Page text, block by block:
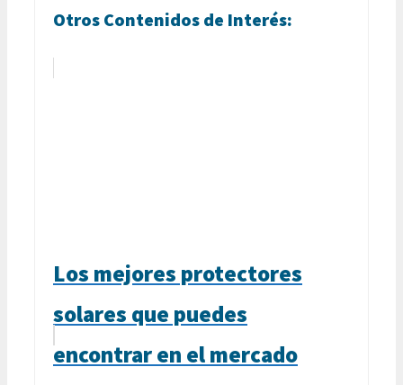
Otros Contenidos de Interés:
Los mejores protectores
solares que puedes
encontrar en el mercado